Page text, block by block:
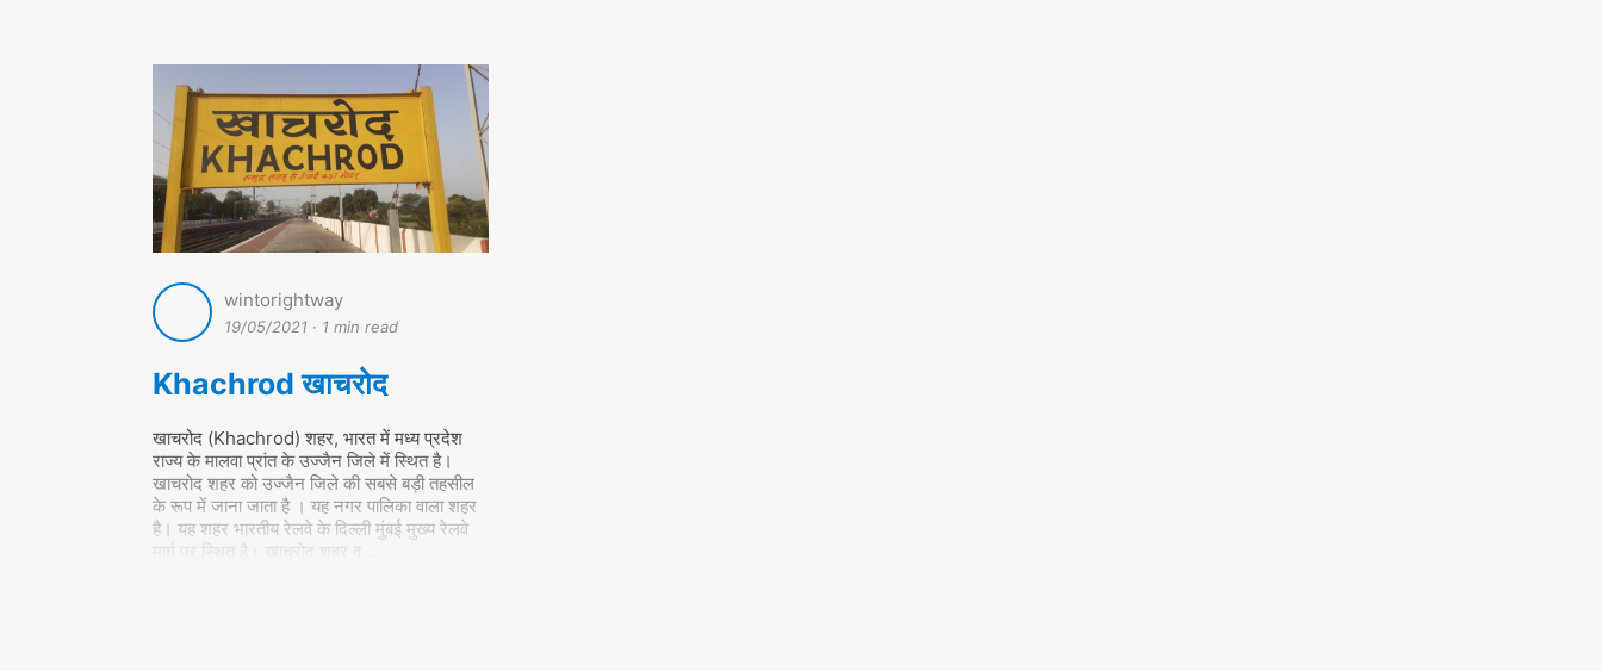
wintorightway
19/05/2021 · 1 min read
Khachrod खाचरोद
खाचरोद (Khachrod) शहर, भारत में मध्य प्रदेश
राज्य के मालवा प्रांत के उज्जैन जिले में स्थित है।
खाचरोद शहर को उज्जैन जिले की सबसे बड़ी तहसील
के रूप में जाना जाता है । यह नगर पालिका वाला शहर
है। यह शहर भारतीय रेलवे के दिल्ली मुंबई मुख्य रेलवे
मार्ग पर स्थित है। खाचरोद शहर व